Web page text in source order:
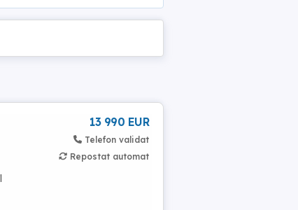
13 990 EUR
Telefon validat
Repostat automat